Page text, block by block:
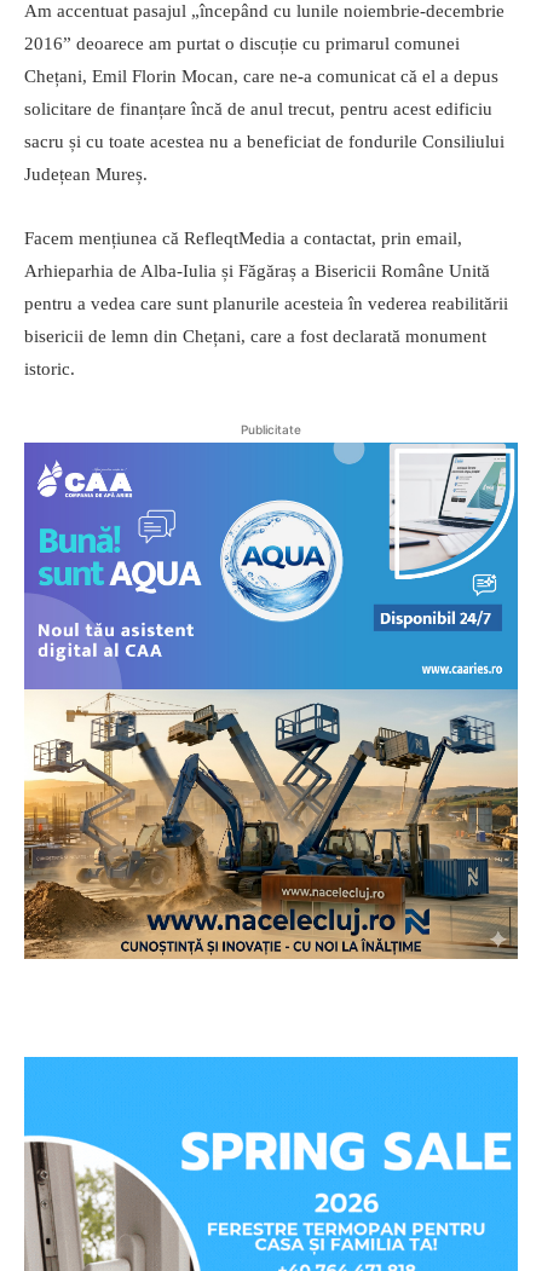
Am accentuat pasajul „începând cu lunile noiembrie-decembrie
2016” deoarece am purtat o discuție cu primarul comunei
Chețani, Emil Florin Mocan, care ne-a comunicat că el a depus
solicitare de finanțare încă de anul trecut, pentru acest edificiu
sacru și cu toate acestea nu a beneficiat de fondurile Consiliului
Județean Mureș.
Facem mențiunea că RefleqtMedia a contactat, prin email,
Arhieparhia de Alba-Iulia și Făgăraș a Bisericii Române Unită
pentru a vedea care sunt planurile acesteia în vederea reabilitării
bisericii de lemn din Chețani, care a fost declarată monument
istoric.
Publicitate